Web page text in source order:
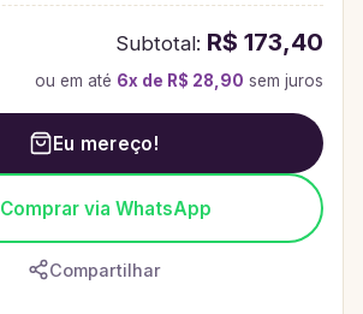
Subtotal: R$ 173,40
ou em até 6x de R$ 28,90 sem juros
Eu mereço!
Comprar via WhatsApp
Compartilhar